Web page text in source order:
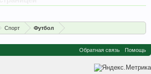
Спорт Футбол
Обратная связь Помощь